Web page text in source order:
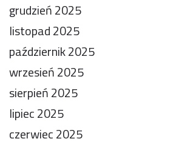
grudzień 2025
listopad 2025
październik 2025
wrzesień 2025
sierpień 2025
lipiec 2025
czerwiec 2025